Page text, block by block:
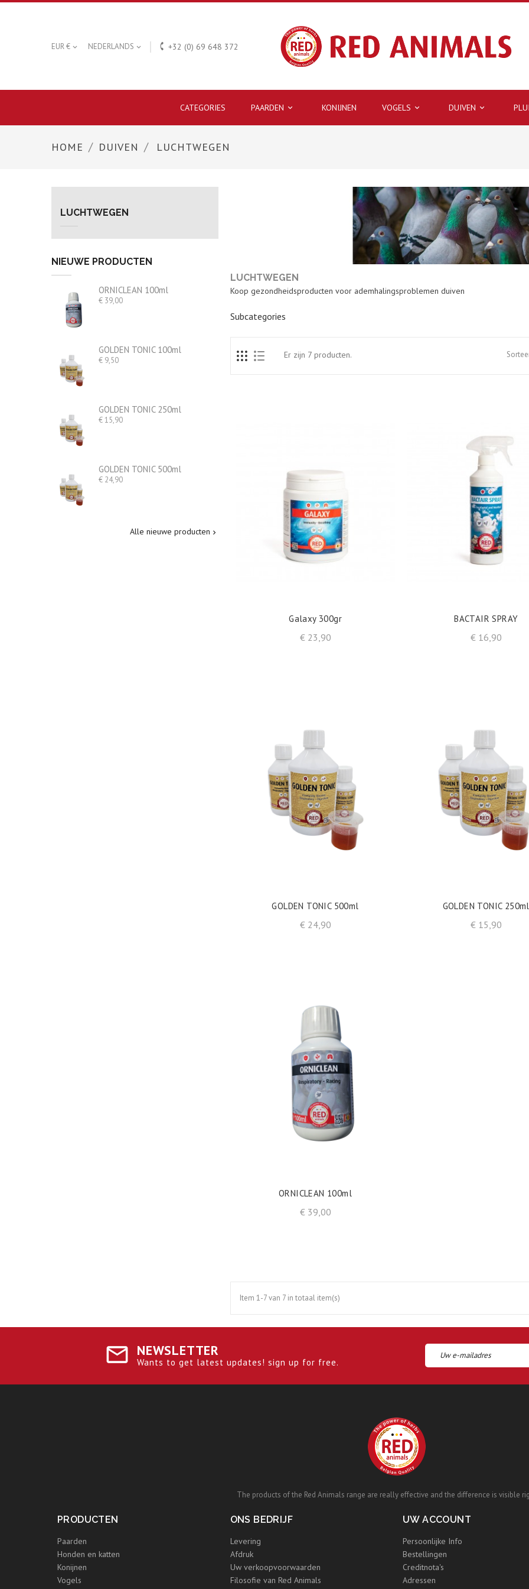
EUR €  NEDERLANDS   +32 (0) 69 648 372
CATEGORIES 
PAARDEN KONIJNEN 
VOGELS 
DUIVEN
HOME DUIVEN LUCHTWEGEN
LUCHTWEGEN
NIEUWE PRODUCTEN
ORNICLEAN 100ml
€ 39,00Prijs
GOLDEN TONIC 100ml
€ 9,50Prijs
GOLDEN TONIC 250ml
€ 15,90Prijs
GOLDEN TONIC 500ml
€ 24,90Prijs
Alle nieuwe producten 
LUCHTWEGEN
Koop gezondheidsproducten voor ademhalingsproblemen duiven
Subcategories
Er zijn 7 producten.
Galaxy 300gr
€ 23,90Prijs
BACTAIR SPRAY
€ 16,90Prijs
GOLDEN TONIC 500ml
€ 24,90Prijs
GOLDEN TONIC 250ml
€ 15,90Prijs
ORNICLEAN 100ml
€ 39,00Prijs
Item 1-7 van 7 in totaal item(s)
NEWSLETTER
Wants to get latest updates! sign up for free.
The products of the Red Animals range are really effective and the difference is visible
PRODUCTEN
Paarden
Honden en katten
Konijnen
Vogels
ONS BEDRIJF
Levering
Afdruk
Uw verkoopvoorwaarden
Filosofie van Red Animals
UW ACCOUNT
Persoonlijke Info
Bestellingen
Creditnota's
Adressen